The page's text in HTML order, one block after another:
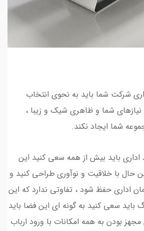
شرکت شما باید به نحوی انتخاب
نیازهای شما و ظاهری شیک و زیبا ،
شما ایجاد نکند.
باید بیش از همه سعی کنید این
حال با خلاقیت و نوآوری طراحی کنید و
اداری حفظ شود ، تفاوتی ندارد که این
باید سعی کنید به گونه ای این فضا باید
بودن به همه امکانات با ورود ارباب